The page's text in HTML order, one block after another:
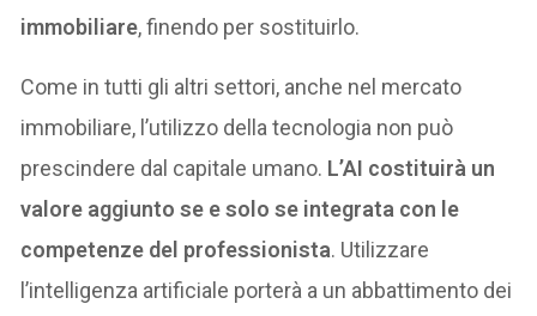
immobiliare, finendo per sostituirlo.
Come in tutti gli altri settori, anche nel mercato
immobiliare, l’utilizzo della tecnologia non può
prescindere dal capitale umano. L’AI costituirà un
valore aggiunto se e solo se integrata con le
competenze del professionista. Utilizzare
l’intelligenza artificiale porterà a un abbattimento dei